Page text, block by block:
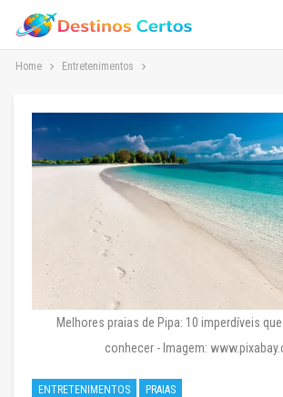
Home Entretenimentos
Melhores praias de Pipa: 10 imperdíveis
conhecer - Imagem:
ENTRETENIMENTOS PRAIAS